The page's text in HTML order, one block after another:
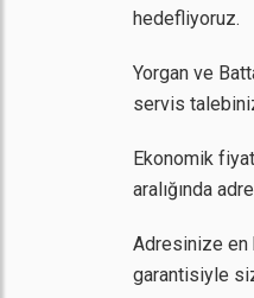
hedefliyoruz.
Yorgan ve
servis
Ekonomik
aralığında
Adresinize en
garantisiyle